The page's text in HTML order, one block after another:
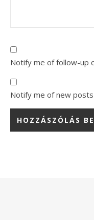
Notify me of follow-up
Notify me of new posts